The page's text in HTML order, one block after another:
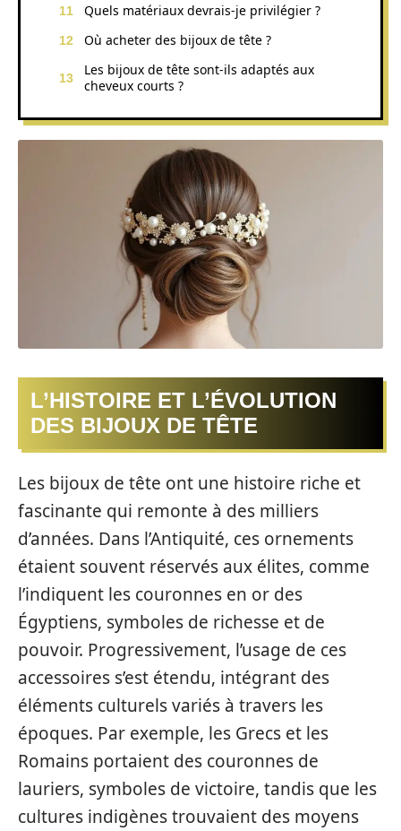
Quels matériaux devrais-je privilégier ?
Où acheter des bijoux de tête ?
Les bijoux de tête sont-ils adaptés aux
cheveux courts ?
L’HISTOIRE ET L’ÉVOLUTION
DES BIJOUX DE TÊTE
Les bijoux de tête ont une histoire riche et
fascinante qui remonte à des milliers
d’années. Dans l’Antiquité, ces ornements
étaient souvent réservés aux élites, comme
l’indiquent les couronnes en or des
Égyptiens, symboles de richesse et de
pouvoir. Progressivement, l’usage de ces
accessoires s’est étendu, intégrant des
éléments culturels variés à travers les
époques. Par exemple, les Grecs et les
Romains portaient des couronnes de
lauriers, symboles de victoire, tandis que les
cultures indigènes trouvaient des moyens